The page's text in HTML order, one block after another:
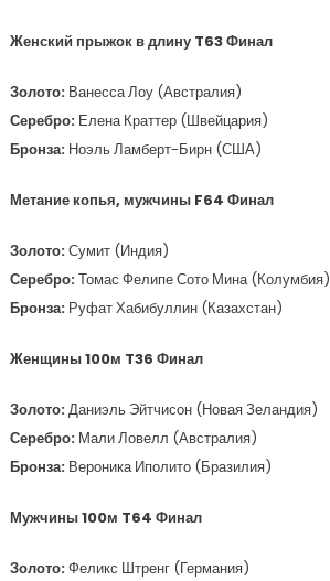
Женский прыжок в длину T63 Финал
Золото: Ванесса Лоу (Австралия)
Серебро: Елена Краттер (Швейцария)
Бронза: Ноэль Ламберт-Бирн (США)
Метание копья, мужчины F64 Финал
Золото:Сумит (Индия)
Серебро:Томас Фелипе Сото Мина (Колумбия)
Бронза: Руфат Хабибуллин (Казахстан)
Женщины 100м T36 Финал
Золото:Даниэль Эйтчисон (Новая Зеландия)
Серебро: Мали Ловелл (Австралия)
Бронза: Вероника Иполито (Бразилия)
Мужчины 100м T64 Финал
Золото:Феликс Штренг (Германия)